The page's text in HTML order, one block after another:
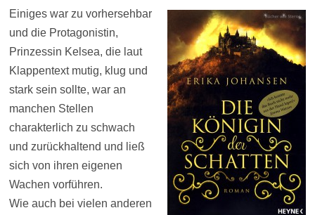
Einiges war zu vorhersehbar
und die Protagonistin,
Prinzessin Kelsea, die laut
Klappentext mutig, klug und
stark sein sollte, war an
manchen Stellen
charakterlich zu schwach
und zurückhaltend und ließ
sich von ihren eigenen
Wachen vorführen.
Wie auch bei vielen anderen